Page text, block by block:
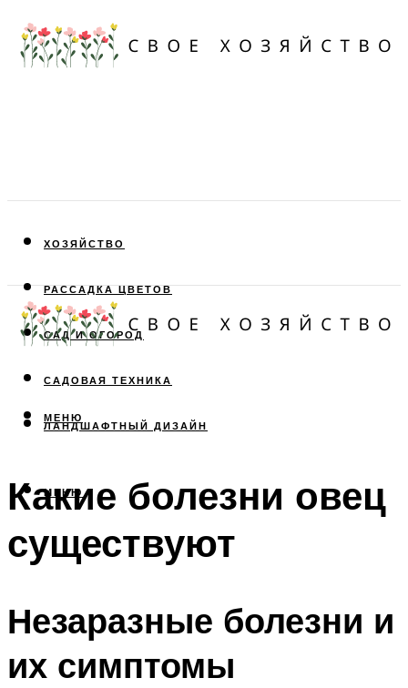
ХОЗЯЙСТВО
РАССАДКА ЦВЕТОВ
САД И ОГОРОД
САДОВАЯ ТЕХНИКА
ЛАНДШАФТНЫЙ ДИЗАЙН
МЕНЮ
МЕНЮ
Какие болезни овец
существуют
Незаразные болезни и
их симптомы